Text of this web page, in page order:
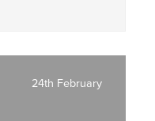
24th February